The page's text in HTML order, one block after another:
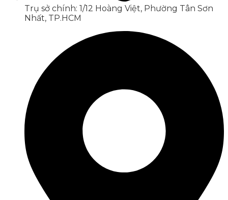
Trụ sở chính: 1/12 Hoàng Việt, Phường Tân Sơn
Nhất, TP.HCM